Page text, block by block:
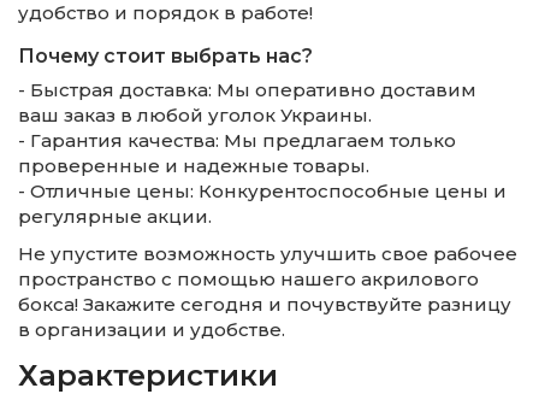
удобство и порядок в работе!
Почему стоит выбрать нас?
- Быстрая доставка: Мы оперативно доставим
ваш заказ в любой уголок Украины.
- Гарантия качества: Мы предлагаем только
проверенные и надежные товары.
- Отличные цены: Конкурентоспособные цены и
регулярные акции.
Не упустите возможность улучшить свое рабочее
пространство с помощью нашего акрилового
бокса! Закажите сегодня и почувствуйте разницу
в организации и удобстве.
Характеристики